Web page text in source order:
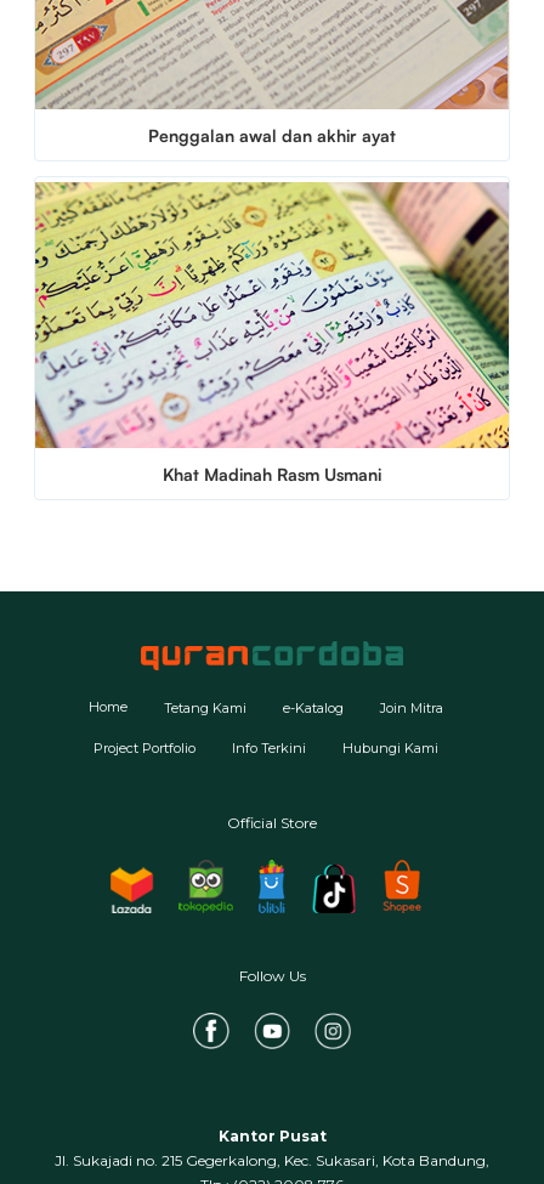
Penggalan awal dan akhir ayat
Khat Madinah Rasm Usmani
Home Tetang Kami e-Katalog Join Mitra
Project Portfolio Info Terkini Hubungi Kami
Official Store
Follow Us
Kantor Pusat
Jl. Sukajadi no. 215 Gegerkalong, Kec. Sukasari, Kota Bandung,